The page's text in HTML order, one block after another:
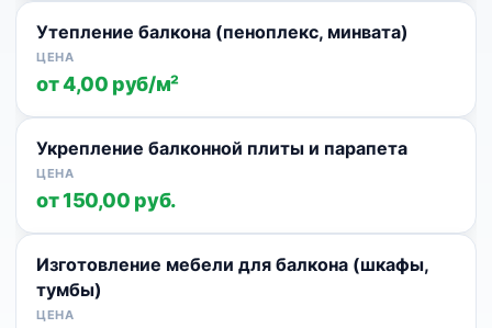
Утепление балкона (пеноплекс, минвата)
от 4,00 руб/м²
Укрепление балконной плиты и парапета
от 150,00 руб.
Изготовление мебели для балкона (шкафы,
тумбы)